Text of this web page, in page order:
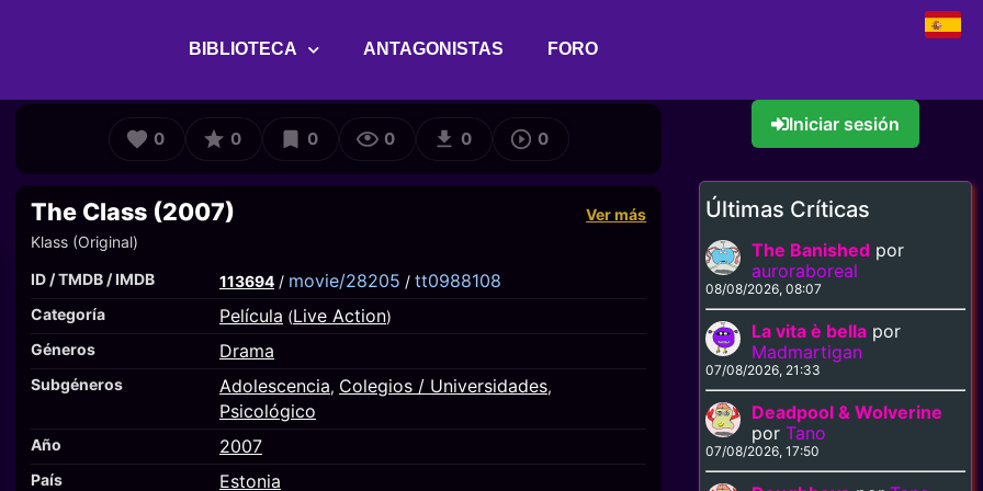
BIBLIOTECA ANTAGONISTAS FORO
0 0 0 0 0 0
The Class (2007)
Ver más
Klass (Original)
ID / TMDB / IMDB
113694 / movie/28205 / tt0988108
Categoría Película (Live Action)
Géneros
Drama
Subgéneros Adolescencia, Colegios / Universidades,
Psicológico
Año 2007
País Estonia
Iniciar sesión
Últimas Críticas
The Banished por
auroraboreal
08/08/2026, 08:07
La vita è bella por
Madmartigan
07/08/2026, 21:33
Deadpool & Wolverine
porTano
07/08/2026, 17:50